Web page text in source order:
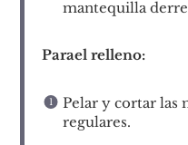
mantequilla
Parael relleno:
Pelar y cortar las
regulares.